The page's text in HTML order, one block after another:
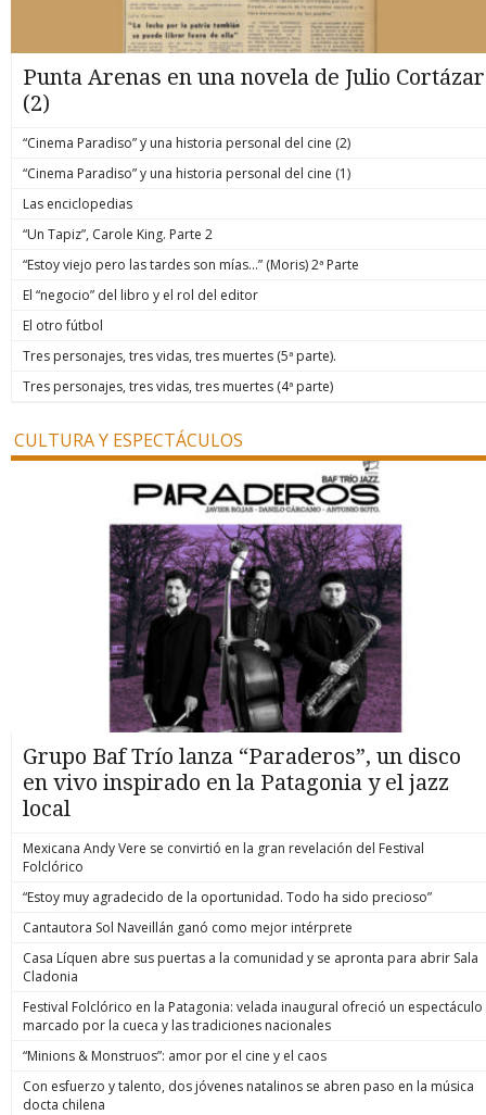
Punta Arenas en una novela de Julio Cortázar
(2)
“Cinema Paradiso” y una historia personal del cine (2)
“Cinema Paradiso” y una historia personal del cine (1)
Las enciclopedias
“Un Tapiz”, Carole King. Parte 2
“Estoy viejo pero las tardes son mías…” (Moris) 2ª Parte
El “negocio” del libro y el rol del editor
El otro fútbol
Tres personajes, tres vidas, tres muertes (5ª parte).
Tres personajes, tres vidas, tres muertes (4ª parte)
CULTURA Y ESPECTÁCULOS
Grupo Baf Trío lanza “Paraderos”, un disco
en vivo inspirado en la Patagonia y el jazz
local
Mexicana Andy Vere se convirtió en la gran revelación del Festival
Folclórico
“Estoy muy agradecido de la oportunidad. Todo ha sido precioso”
Cantautora Sol Naveillán ganó como mejor intérprete
Casa Líquen abre sus puertas a la comunidad y se apronta para abrir Sala
Cladonia
Festival Folclórico en la Patagonia: velada inaugural ofreció un espectáculo
marcado por la cueca y las tradiciones nacionales
“Minions & Monstruos”: amor por el cine y el caos
Con esfuerzo y talento, dos jóvenes natalinos se abren paso en la música
docta chilena